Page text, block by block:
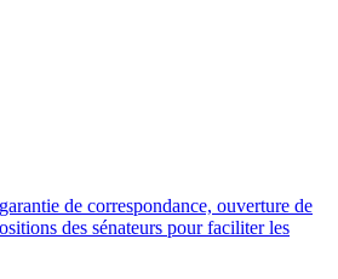
de correspondance, ouverture de
des sénateurs pour faciliter les